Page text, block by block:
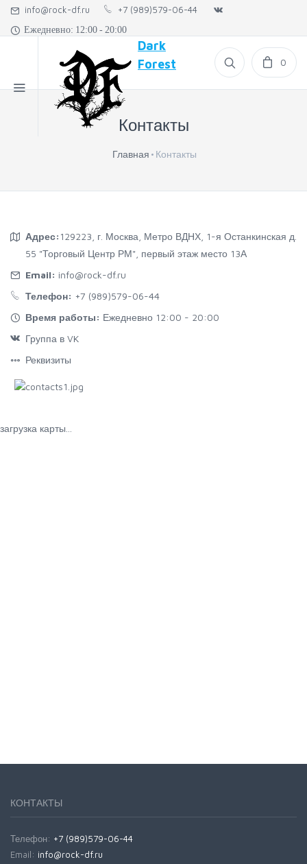
info@rock-df.ru +7 (989)579-06-44
Ежедневно: 12:00 - 20:00
Dark
Forest
0
Контакты
Главная Контакты
Адрес: 129223, г. Москва, Метро ВДНХ, 1-я Останкинская д.
55 "Торговый Центр РМ", первый этаж место 13А
Email: info@rock-df.ru
Телефон: +7 (989)579-06-44
Время работы: Ежедневно 12:00 - 20:00
Группа в VK
Реквизиты
загрузка карты...
КОНТАКТЫ
Телефон: +7 (989)579-06-44
Email: info@rock-df.ru